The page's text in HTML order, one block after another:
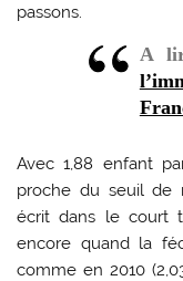
passons.
A
Avec 1,88 enfant
proche du seuil de
écrit dans le court
encore quand la
comme en 2010